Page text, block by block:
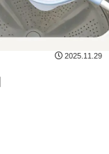
2025.11.29